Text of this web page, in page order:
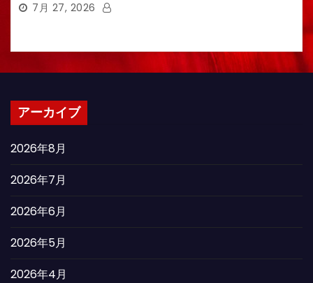
7月 27, 2026
アーカイブ
2026年8月
2026年7月
2026年6月
2026年5月
2026年4月